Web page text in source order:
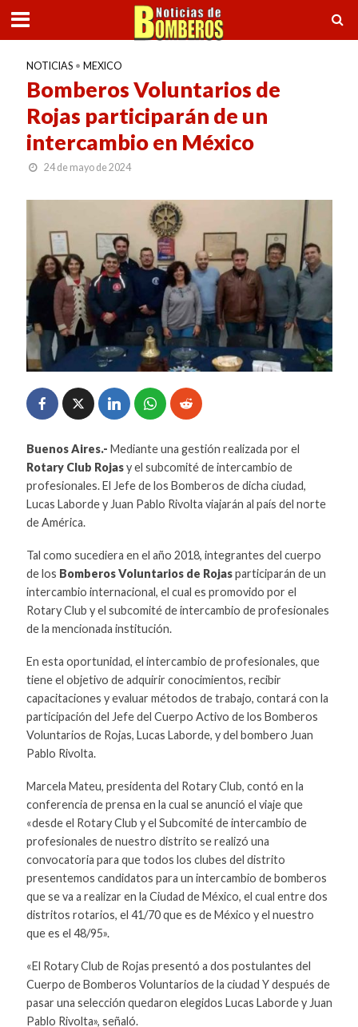
NOTICIAS • MEXICO
Bomberos Voluntarios de
Rojas participarán de un
intercambio en México
24 de mayo de 2024
Buenos Aires.- Mediante una gestión realizada por el
Rotary Club Rojasy el subcomité de intercambio de
profesionales. El Jefe de los Bomberos de dicha ciudad,
Lucas Laborde y Juan Pablo Rivolta viajarán al país del norte
de América.
Tal como sucediera en el año 2018, integrantes del cuerpo
de los Bomberos Voluntarios de Rojasparticiparán de un
intercambio internacional, el cual es promovido por el
Rotary Club y el subcomité de intercambio de profesionales
de la mencionada institución.
En esta oportunidad, el intercambio de profesionales, que
tiene el objetivo de adquirir conocimientos, recibir
capacitaciones y evaluar métodos de trabajo, contará con la
participación del Jefe del Cuerpo Activo de los Bomberos
Voluntarios de Rojas, Lucas Laborde, y del bombero Juan
Pablo Rivolta.
Marcela Mateu, presidenta del Rotary Club, contó en la
conferencia de prensa en la cual se anunció el viaje que
«desde el Rotary Club y el Subcomité de intercambio de
profesionales de nuestro distrito se realizó una
convocatoria para que todos los clubes del distrito
presentemos candidatos para un intercambio de bomberos
que se va a realizar en la Ciudad de México, el cual entre dos
distritos rotarios, el 41/70 que es de México y el nuestro
que es el 48/95».
«El Rotary Club de Rojas presentó a dos postulantes del
Cuerpo de Bomberos Voluntarios de la ciudad Y después de
pasar una selección quedaron elegidos Lucas Laborde y Juan
Pablo Rivolta», señaló.